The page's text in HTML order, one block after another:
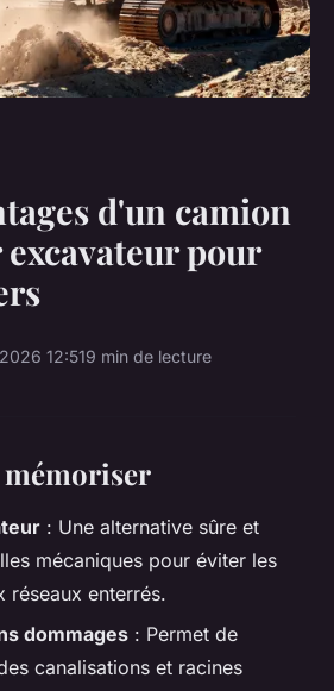
d'un camion
pour
12:519 min de lecture
: Une alternative sûre et
mécaniques pour éviter les
réseaux enterrés.
dommages : Permet de
canalisations et racines